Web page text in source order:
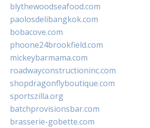
blythewoodseafood.com
paolosdelibangkok.com
bobacove.com
phoone24brookfield.com
mickeybarmama.com
roadwayconstructioninc.com
shopdragonflyboutique.com
sportszilla.org
batchprovisionsbar.com
brasserie-gobette.com